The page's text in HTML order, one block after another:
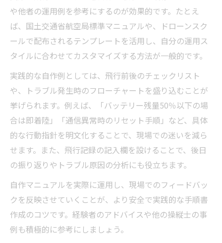
や他者の運用例を参考にするのが効果的です。たとえ
ば、国土交通省航空局標準マニュアルや、ドローンスク
ールで配布されるテンプレートを活用し、自分の運用ス
タイルに合わせてカスタマイズする方法が一般的です。
実践的な自作例としては、飛行前後のチェックリスト
や、トラブル発生時のフローチャートを盛り込むことが
挙げられます。例えば、「バッテリー残量50％以下の場
合は即着陸」「通信異常時のリセット手順」など、具体
的な行動指針を明文化することで、現場での迷いを減ら
せます。また、飛行記録の記入欄を設けることで、後日
の振り返りやトラブル原因の分析にも役立ちます。
自作マニュアルを実際に運用し、現場でのフィードバッ
クを反映させていくことが、より安全で実践的な手順書
作成のコツです。経験者のアドバイスや他の操縦士の事
例も積極的に参考にしましょう。